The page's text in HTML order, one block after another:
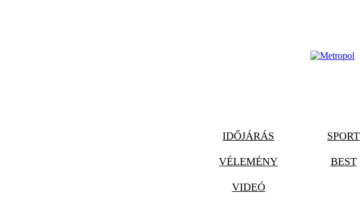
IDŐJÁRÁS SPORT
VÉLEMÉNY BEST
VIDEÓ